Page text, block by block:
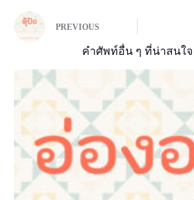
PREVIOUS
คำศัพท์อื่น ๆ ที่น่าสนใจ